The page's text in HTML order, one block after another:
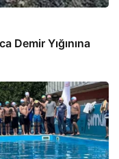
Demir Yığınına